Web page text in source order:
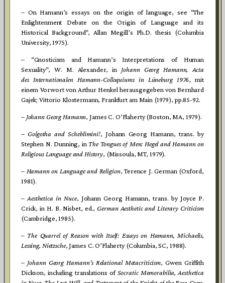
– On Hamann’s essays on the origin of language, see “The
Enlightenment Debate on the Origin of Language and its
Historical Background”, Allan Megill’s Ph.D. thesis (Columbia
University, 1975).
– “Gnosticism and Hamann’s Interpretations of Human
Sexuality”, W. M. Alexander, in Johann Georg Hamann, Acta
des Internationalen Hamann-Colloquiums in Lüneburg 1976, mit
einem Vorwort von Arthur Henkel herausgegeben von Bernhard
Gajek; Vittorio Klostermann, Frankfurt am Main (1979), pp.85-92.
– Johann Georg Hamann, James C. O’Flaherty (Boston, MA, 1979).
–Golgotha and Scheblimini!, Johann Georg Hamann, trans. by
Stephen N. Dunning, inThe Tongues of Men: Hegel and Hamann on
Religious Language and History, (Missoula, MT, 1979).
– Hamann on Language and Religion, Terence J. German (Oxford,
1981).
–Aesthetica in Nuce, Johann Georg Hamann, trans. by Joyce P.
Crick, in H. B. Nisbet, ed.,German Aesthetic and Literary Criticism
(Cambridge, 1985).
– The Quarrel of Reason with Itself: Essays on Hamann, Michaelis,
Lessing, Nietzsche, James C. O’Flaherty (Columbia, SC, 1988).
– Johann Georg Hamann’s Relational Metacriticism, Gwen Griffith
Dickson, including translations ofSocratic Memorabilia, Aesthetica